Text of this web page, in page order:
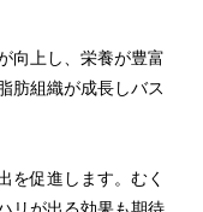
向上し、栄養が豊富
肪組織が成長しバス
を促進します。むく